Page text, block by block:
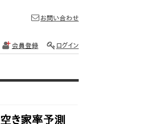
お問い合わせ
会員登録 ログイン
き家率予測